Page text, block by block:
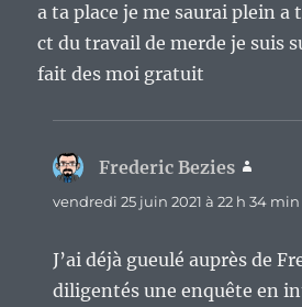
a ta place je me saurai plein a
ct du travail de merde je suis
fait des moi gratuit
Frederic Bezies
vendredi 25 juin 2021 à 22 h 34 min
J’ai déjà gueulé auprès de
diligentés une enquête en